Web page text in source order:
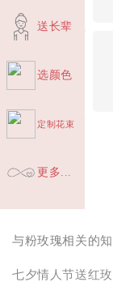
送长辈
选颜色
定制花束
更多...
与粉玫瑰相关的
七夕情人节送红